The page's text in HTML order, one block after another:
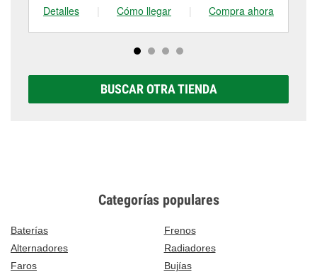
Detalles
| Cómo llegar | Compra ahora
BUSCAR OTRA TIENDA
Categorías populares
Baterías
Frenos
Alternadores
Radiadores
Faros
Bujías